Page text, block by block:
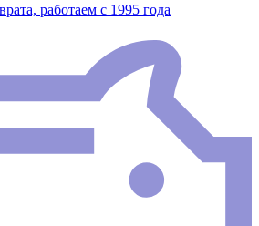
работаем с 1995 года